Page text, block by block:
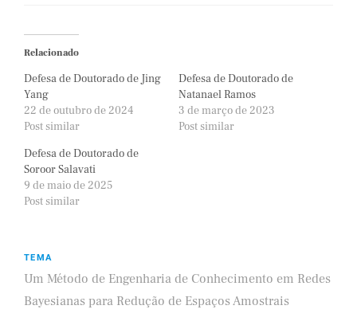
Relacionado
Defesa de Doutorado de Jing
Yang
22 de outubro de 2024
Post similar
Defesa de Doutorado de
Natanael Ramos
3 de março de 2023
Post similar
Defesa de Doutorado de
Soroor Salavati
9 de maio de 2025
Post similar
TEMA
Um Método de Engenharia de Conhecimento em Redes
Bayesianas para Redução de Espaços Amostrais